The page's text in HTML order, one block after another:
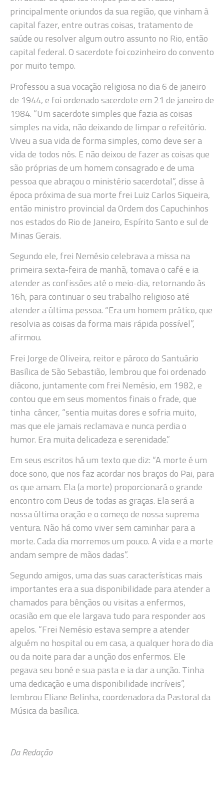
principalmente oriundos da sua região, que vinham à
capital fazer, entre outras coisas, tratamento de
saúde ou resolver algum outro assunto no Rio, então
capital federal. O sacerdote foi cozinheiro do convento
por muito tempo.
Professou a sua vocação religiosa no dia 6 de janeiro
de 1944, e foi ordenado sacerdote em 21 de janeiro de
1984. “Um sacerdote simples que fazia as coisas
simples na vida, não deixando de limpar o refeitório.
Viveu a sua vida de forma simples, como deve ser a
vida de todos nós. E não deixou de fazer as coisas que
são próprias de um homem consagrado e de uma
pessoa que abraçou o ministério sacerdotal”, disse à
época próxima de sua morte frei Luiz Carlos Siqueira,
então ministro provincial da Ordem dos Capuchinhos
nos estados do Rio de Janeiro, Espírito Santo e sul de
Minas Gerais.
Segundo ele, frei Nemésio celebrava a missa na
primeira sexta-feira de manhã, tomava o café e ia
atender as confissões até o meio-dia, retornando às
16h, para continuar o seu trabalho religioso até
atender a última pessoa. “Era um homem prático, que
resolvia as coisas da forma mais rápida possível”,
afirmou.
Frei Jorge de Oliveira, reitor e pároco do Santuário
Basílica de São Sebastião, lembrou que foi ordenado
diácono, juntamente com frei Nemésio, em 1982, e
contou que em seus momentos finais o frade, que
tinha câncer, “sentia muitas dores e sofria muito,
mas que ele jamais reclamava e nunca perdia o
humor. Era muita delicadeza e serenidade.”
Em seus escritos há um texto que diz: “A morte é um
doce sono, que nos faz acordar nos braços do Pai, para
os que amam. Ela (a morte) proporcionará o grande
encontro com Deus de todas as graças. Ela será a
nossa última oração e o começo de nossa suprema
ventura. Não há como viver sem caminhar para a
morte. Cada dia morremos um pouco. A vida e a morte
andam sempre de mãos dadas”.
Segundo amigos, uma das suas características mais
importantes era a sua disponibilidade para atender a
chamados para bênçãos ou visitas a enfermos,
ocasião em que ele largava tudo para responder aos
apelos. “Frei Nemésio estava sempre a atender
alguém no hospital ou em casa, a qualquer hora do dia
ou da noite para dar a unção dos enfermos. Ele
pegava seu boné e sua pasta e ia dar a unção. Tinha
uma dedicação e uma disponibilidade incríveis”,
lembrou Eliane Belinha, coordenadora da Pastoral da
Música da basílica.
Da Redação